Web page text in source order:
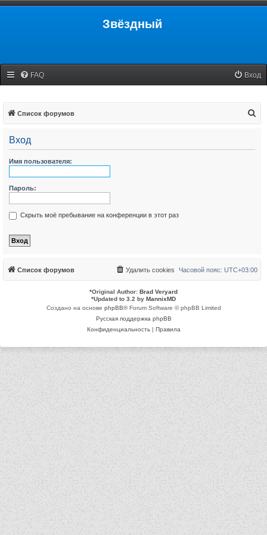
Звёздный
FAQ Вход
Список форумов
Вход
Имя пользователя:
Пароль:
Скрыть моё пребывание на конференции в этот раз
Список форумов Часовой пояс: UTC+03:00
Удалить cookies
*Original Author: Brad Veryard
*Updated to 3.2 by MannixMD
Создано на основе phpBB® Forum Software © phpBB Limited
Русская поддержка phpBB
Конфиденциальность| Правила